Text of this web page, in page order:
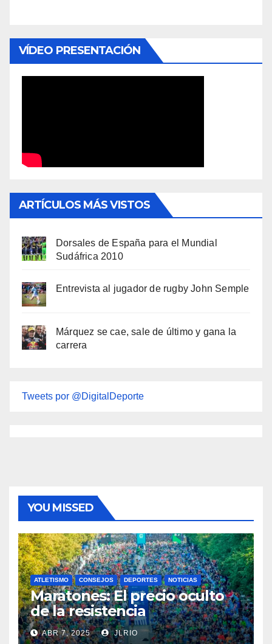
VÍDEO PRESENTACIÓN
ARTÍCULOS MÁS VISTOS
Dorsales de España para el Mundial
Sudáfrica 2010
Entrevista al jugador de rugby John Semple
Márquez se cae, sale de último y gana la
carrera
Tweets por @DigitalDeporte
YOU MISSED
ATLETISMO CONSEJOS DEPORTES NOTICIAS
Maratones: El precio oculto
de la resistencia
ABR 7, 2025 JLRIO